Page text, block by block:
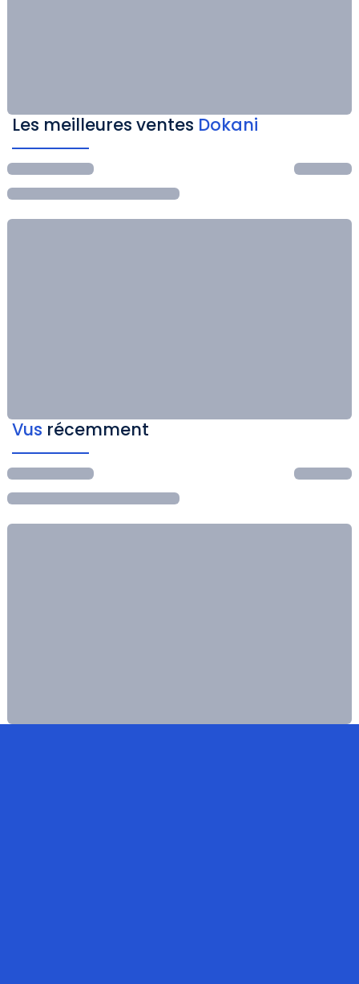
Les meilleures ventes Dokani
Vus récemment